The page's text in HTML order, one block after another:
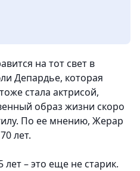
на тот свет в
Депардье, которая
стала актрисой,
образ жизни скоро
По ее мнению, Жерар
лет.
лет – это еще не старик.